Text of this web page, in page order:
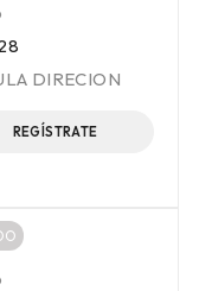
DIRECION
REGÍSTRATE